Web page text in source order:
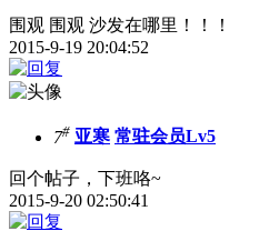
围观 围观 沙发在哪里！！！
2015-9-19 20:04:52
7# 亚寒 常驻会员Lv5
回个帖子，下班咯~
2015-9-20 02:50:41